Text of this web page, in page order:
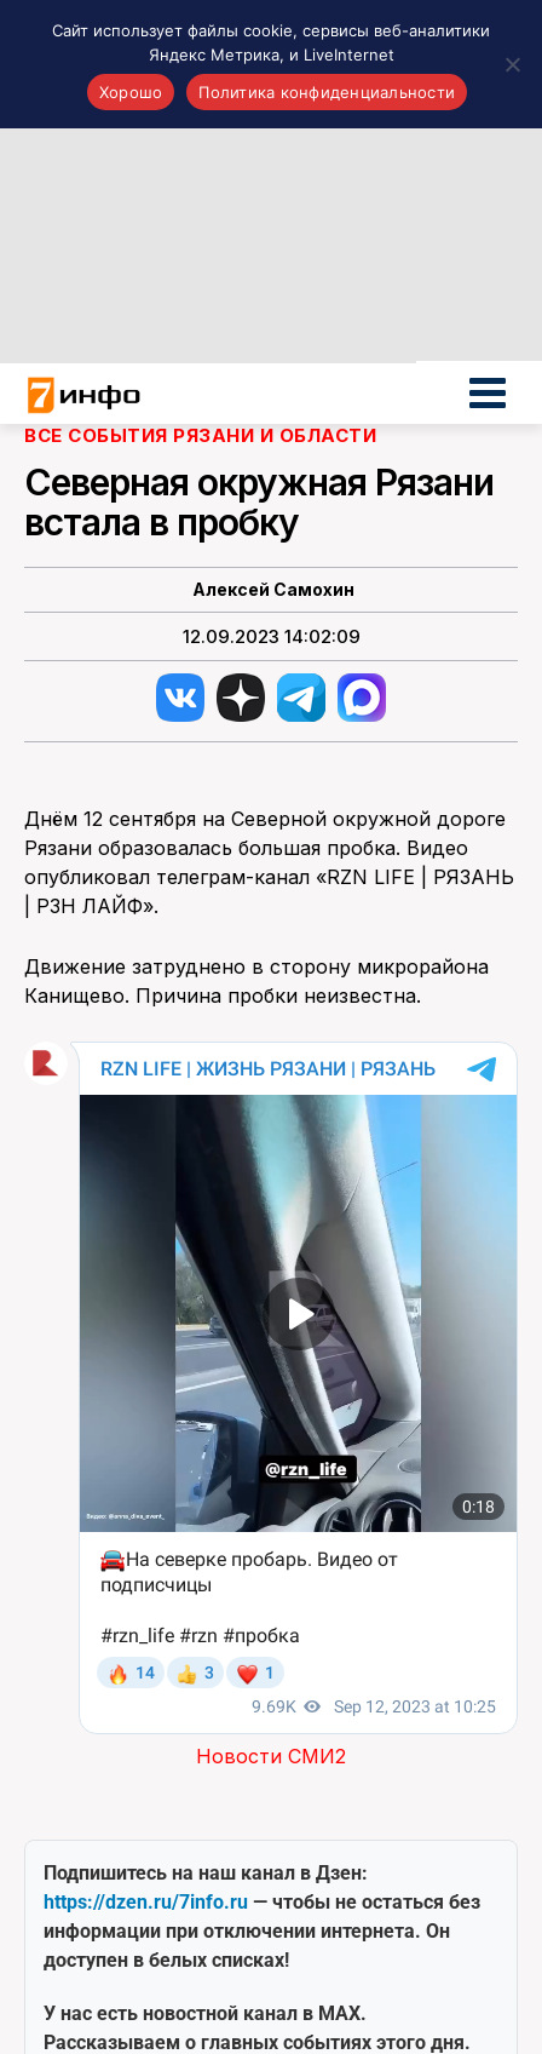
Новости России
Политика
Новости мира
О НАС
ПОИСК ПО САЙТУ
ВСЕ СОБЫТИЯ РЯЗАНИ И ОБЛАСТИ
Северная окружная Рязани
встала в пробку
Алексей Самохин
12.09.2023 14:02:09
Днём 12 сентября на Северной окружной дороге
Рязани образовалась большая пробка. Видео
опубликовал телеграм-канал «RZN LIFE | РЯЗАНЬ
| РЗН ЛАЙФ».
Движение затруднено в сторону микрорайона
Канищево. Причина пробки неизвестна.
Новости СМИ2
Подпишитесь на наш канал в Дзен:
https://dzen.ru/7info.ru — чтобы не остаться без
информации при отключении интернета. Он
доступен в белых списках!
У нас есть новостной канал в MAX.
Рассказываем о главных событиях этого дня.
Сайт использует файлы cookie, сервисы веб-аналитики
Яндекс Метрика, и LiveInternet
Хорошо
Политика конфиденциальности